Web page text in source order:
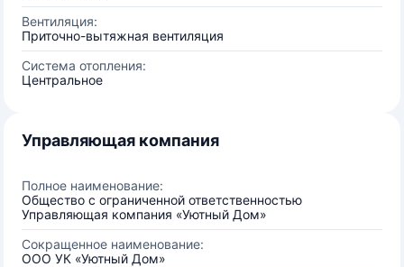
Вентиляция:
Приточно-вытяжная вентиляция
Система отопления:
Центральное
Управляющая компания
Полное наименование:
Общество с ограниченной ответственностью
Управляющая компания «Уютный Дом»
Сокращенное наименование:
ООО УК «Уютный Дом»